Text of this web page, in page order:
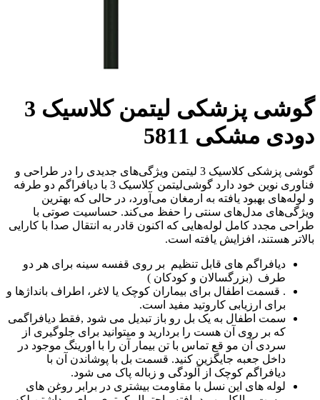
گوشی پزشکی لیتمن کلاسیک 3
دودی مشکی 5811
گوشی‌ پزشکی کلاسیک 3 لیتمن ویژگی‌های جدیدی را در طراحی و
فناوری نوین خود دارد گوشی‌لیتمن کلاسیک 3 با دیافراگم دو طرفه
و لوله‌های بهبود یافته به ارمغان می‌آورد، در حالی که بهترین
ویژگی‌های مدل‌های سنتی را حفظ می‌کند. حساسیت صوتی با
طراحی مجدد کامل لوله‌هایی که اکنون قادر به انتقال صدا با کارایی
بالاتر هستند، افزایش یافته است.
دیافراگم های قابل تنظیم بر روی قفسه سینه برای هر دو
طرف (بزرگسالان و کودکان )
. قسمت اطفال برای بیماران کوچک یا لاغر، اطراف بانداژها و
برای ارزیابی کاروتید مفید است.
سمت اطفال به یک بل رو باز تبدیل می شود ,فقط دیافراگمی
که بر روی آن هست را بردارید و میتوانید برای جلوگیری از
سردی آن مو قع تماس با تن بیمار آن را با اورینگ موجود در
داخل جعبه جایگزین کنید. قسمت بل با پوشاندن آن با
دیافراگم کوچک از آلودگی و زباله پاک می شود.
لوله های این نسل با مقاومت بیشتری در برابر روغن های